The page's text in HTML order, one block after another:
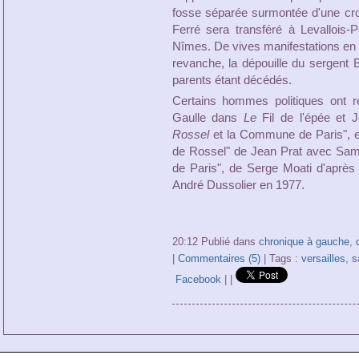
fosse séparée surmontée d'une
Ferré sera transféré à Levallois-
Nîmes. De vives manifestations
revanche, la dépouille du sergent
parents étant décédés.
Certains hommes politiques ont
Gaulle dans LeFil de l'épée et
Rosselet la Commune de Paris",
de Rossel" de Jean Prat avec
de Paris", de Serge Moati
André Dussolier en 1977.
20:12 Publié dans chronique à gauche,
Commentaires (5)| Tags : versailles,
Facebook|